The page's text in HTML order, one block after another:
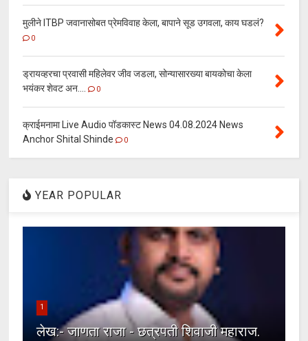
मुलीने ITBP जवानासोबत प्रेमविवाह केला, बापाने सूड उगवला, काय घडलं?
0
ड्रायव्हरचा प्रवासी महिलेवर जीव जडला, सोन्यासारख्या बायकोचा केला
भयंकर शेवट अन....
0
क्राईमनामा Live Audio पॉडकास्ट News 04.08.2024 News
Anchor Shital Shinde
0
YEAR POPULAR
1
लेख:- जाणता राजा - छत्रपती शिवाजी महाराज.